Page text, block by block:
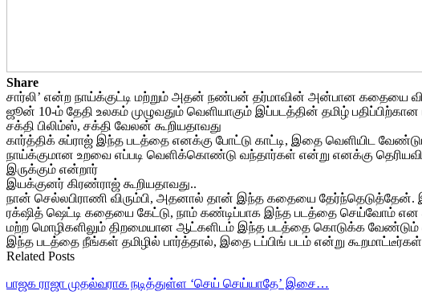
Share
சார்லி’ என்ற நாய்க்குட்டி மற்றும் அதன் நண்பன் தர்மாவின் அன்பான கதையை
ஜூன் 10-ம் தேதி உலகம் முழுவதும் வெளியாகும் இப்படத்தின் தமிழ்
சக்தி பிலிம்ஸ், சக்தி வேலன் கூறியதாவது
கார்த்திக் சுப்ராஜ் இந்த படத்தை எனக்கு போட்டு காட்டி, இதை வெளியிட
நாய்க்குமான உறவை எப்படி வெளிக்கொண்டு வந்தார்கள் என்று எனக்கு
இருக்கும் என்றார்
இயக்குனர் கிரண்ராஜ் கூறியதாவது..
நான் செல்லபிராணி விரும்பி, அதனால் தான் இந்த கதையை தேர்ந்தெடுத்தேன்.
ரக்‌ஷித் ஷெட்டி கதையை கேட்டு, நாம் கண்டிப்பாக இந்த படத்தை செய்வோம்
மற்ற மொழிகளிலும் திறமையான ஆட்களிடம் இந்த படத்தை கொடுக்க வேண்டும்
இந்த படத்தை நீங்கள் தமிழில் பார்த்தால், இதை டப்பிங் படம் என்று கூறமாட்டீர்கள்,
Related Posts
பாஜக ராஜா முதல்வராக நடித்துள்ள ‘செய் செய்யாதே’ இசை…